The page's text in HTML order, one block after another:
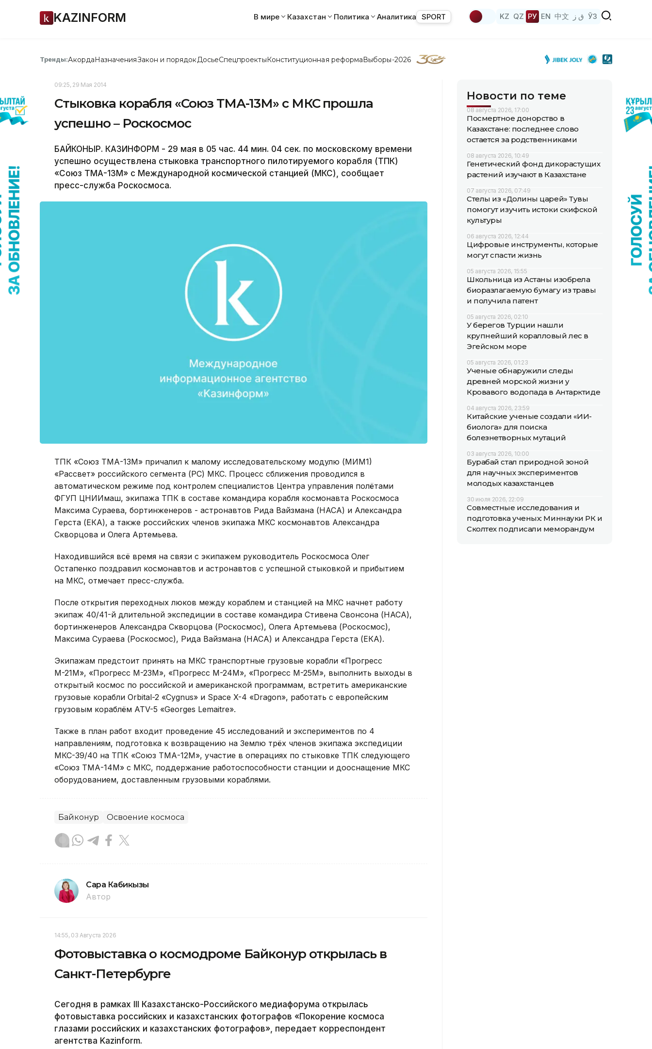
KAZINFORM В мире Казахстан Политика Аналитика SPORT KZ QZ РУ EN 中文 ق ز ЎЗ
Тренды:АкордаНазначенияЗакон и порядок ДосьеСпецпроектыКонституционная реформаВыборы-2026
09:25, 29 Мая 2014
Стыковка корабля «Союз ТМА-13М» с МКС прошла
успешно – Роскосмос
БАЙКОНЫР. КАЗИНФОРМ - 29 мая в 05 час. 44 мин. 04 сек. по московскому времени
успешно осуществлена стыковка транспортного пилотируемого корабля (ТПК)
«Союз ТМА-13М» с Международной космической станцией (МКС), сообщает
пресс-служба Роскосмоса.
ТПК «Союз ТМА-13М» причалил к малому исследовательскому модулю (МИМ1)
«Рассвет» российского сегмента (РС) МКС. Процесс сближения проводился в
автоматическом режиме под контролем специалистов Центра управления полётами
ФГУП ЦНИИмаш, экипажа ТПК в составе командира корабля космонавта Роскосмоса
Максима Сураева, бортинженеров - астронавтов Рида Вайзмана (НАСА) и Александра
Герста (ЕКА), а также российских членов экипажа МКС космонавтов Александра
Скворцова и Олега Артемьева.
Находившийся всё время на связи с экипажем руководитель Роскосмоса Олег
Остапенко поздравил космонавтов и астронавтов с успешной стыковкой и прибытием
на МКС, отмечает пресс-служба.
После открытия переходных люков между кораблем и станцией на МКС начнет работу
экипаж 40/41-й длительной экспедиции в составе командира Стивена Свонсона (НАСА),
бортинженеров Александра Скворцова (Роскосмос), Олега Артемьева (Роскосмос),
Максима Сураева (Роскосмос), Рида Вайзмана (НАСА) и Александра Герста (ЕКА).
Экипажам предстоит принять на МКС транспортные грузовые корабли «Прогресс
М-21М», «Прогресс М-23М», «Прогресс М-24М», «Прогресс М-25М», выполнить выходы в
открытый космос по российской и американской программам, встретить американские
грузовые корабли Orbital-2 «Cygnus» и Space X-4 «Dragon», работать с европейским
грузовым кораблём ATV-5 «Georges Lemaitre».
Также в план работ входит проведение 45 исследований и экспериментов по 4
направлениям, подготовка к возвращению на Землю трёх членов экипажа экспедиции
МКС-39/40 на ТПК «Союз ТМА-12М», участие в операциях по стыковке ТПК следующего
«Союз ТМА-14М» с МКС, поддержание работоспособности станции и дооснащение МКС
оборудованием, доставленным грузовыми кораблями.
Байконур Освоение космоса
Сара Кабикызы
Автор
14:55, 03 Августа 2026
Фотовыставка о космодроме Байконур открылась в
Санкт-Петербурге
Сегодня в рамках III Казахстанско-Российского медиафорума открылась
фотовыставка российских и казахстанских фотографов «Покорение космоса
глазами российских и казахстанских фотографов», передает корреспондент
агентства Kazinform.
Новости по теме
08 августа 2026, 17:00
Посмертное донорство в
Казахстане: последнее слово
остается за родственниками
08 августа 2026, 10:49
Генетический фонд дикорастущих
растений изучают в Казахстане
07 августа 2026, 07:49
Стелы из «Долины царей» Тувы
помогут изучить истоки скифской
культуры
06 августа 2026, 12:44
Цифровые инструменты, которые
могут спасти жизнь
05 августа 2026, 15:55
Школьница из Астаны изобрела
биоразлагаемую бумагу из травы
и получила патент
05 августа 2026, 02:10
У берегов Турции нашли
крупнейший коралловый лес в
Эгейском море
05 августа 2026, 01:23
Ученые обнаружили следы
древней морской жизни у
Кровавого водопада в Антарктиде
04 августа 2026, 23:59
Китайские ученые создали «ИИ-
биолога» для поиска
болезнетворных мутаций
03 августа 2026, 10:00
Бурабай стал природной зоной
для научных экспериментов
молодых казахстанцев
30 июля 2026, 22:09
Совместные исследования и
подготовка ученых: Миннауки РК и
Сколтех подписали меморандум